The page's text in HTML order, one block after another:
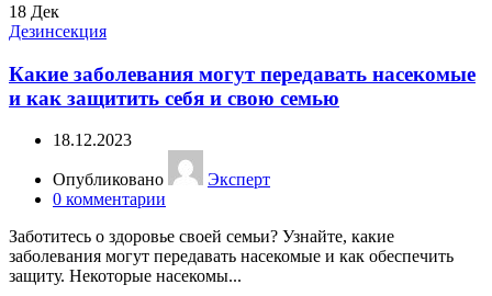
18 Дек
Дезинсекция
Какие заболевания могут передавать насекомые
и как защитить себя и свою семью
18.12.2023
Опубликовано
Эксперт
0 комментарии
Заботитесь о здоровье своей семьи? Узнайте, какие
заболевания могут передавать насекомые и как обеспечить
защиту. Некоторые насекомы...